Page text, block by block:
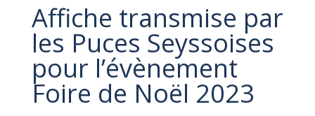
Affiche transmise par
les Puces Seyssoises
pour l’évènement
Foire de Noël 2023